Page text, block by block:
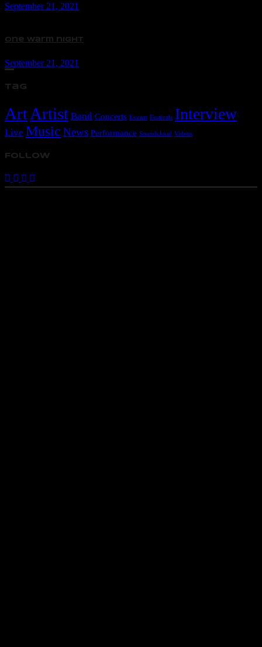
September 21, 2021
One warm night
September 21, 2021
Tag
ArtArtist Band Concerts Events Festivals Interview
Live Music News Performance Soundcloud Videos
Follow